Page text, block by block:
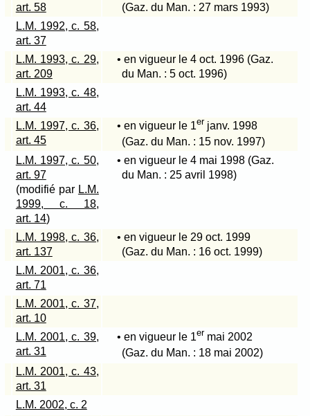
art. 58
(Gaz. du Man. : 27 mars 1993)
L.M. 1992, c. 58,
art. 37
L.M. 1993, c. 29,
art. 209
• en vigueur le 4 oct. 1996 (Gaz.
du Man. : 5 oct. 1996)
L.M. 1993, c. 48,
art. 44
L.M. 1997, c. 36,
art. 45
• en vigueur le 1er janv. 1998
(Gaz. du Man. : 15 nov. 1997)
L.M. 1997, c. 50,
art. 97
(modifié par L.M.
1999, c. 18,
art. 14)
• en vigueur le 4 mai 1998 (Gaz.
du Man. : 25 avril 1998)
L.M. 1998, c. 36,
art. 137
• en vigueur le 29 oct. 1999
(Gaz. du Man. : 16 oct. 1999)
L.M. 2001, c. 36,
art. 71
L.M. 2001, c. 37,
art. 10
L.M. 2001, c. 39,
art. 31
• en vigueur le 1er mai 2002
(Gaz. du Man. : 18 mai 2002)
L.M. 2001, c. 43,
art. 31
L.M. 2002, c. 2